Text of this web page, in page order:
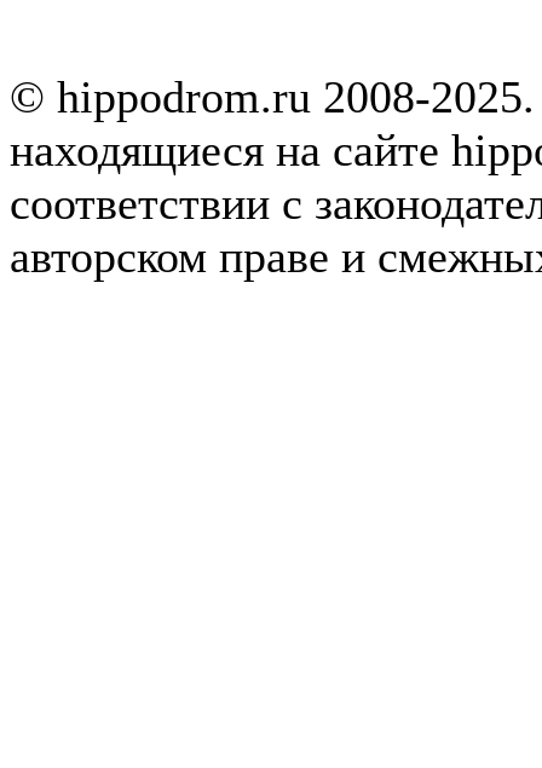
© hippodrom.ru 2008-
находящиеся на сайте
соответствии с
авторском праве и